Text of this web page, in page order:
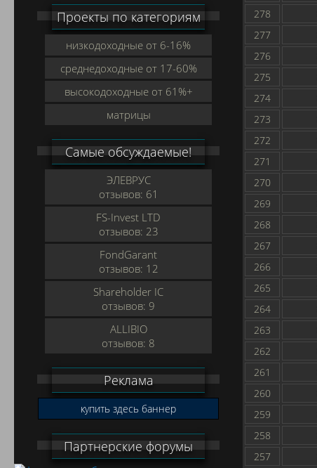
Проекты по категориям
низкодоходные от 6-16%
среднедоходные от 17-60%
высокодоходные от 61%+
матрицы
Самые обсуждаемые!
ЭЛЕВРУС
отзывов: 61
FS-Invest LTD
отзывов: 23
FondGarant
отзывов: 12
Shareholder IC
отзывов: 9
ALLIBIO
отзывов: 8
Реклама
купить здесь баннер
Партнерские форумы
278
277
276
275
274
273
272
271
270
269
268
267
266
265
264
263
262
261
260
259
258
257